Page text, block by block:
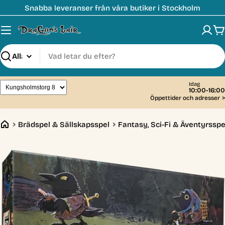
till
innehåll
Snabba leveranser från våra butiker i Stockholm
Sök
Idag
10:00-16:00
Öppettider och adresser >
Brädspel & Sällskapsspel Fantasy, Sci-Fi &